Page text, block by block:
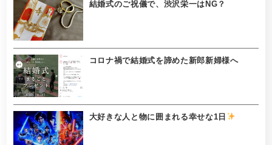
結婚式のご祝儀で、渋沢栄一はNG？
コロナ禍で結婚式を諦めた新郎新婦様へ
大好きな人と物に囲まれる幸せな1日